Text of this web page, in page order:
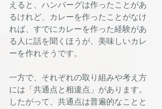
えると、ハンバーグは作ったことがあ
るけれど、カレーを作ったことがなけ
れば、すでにカレーを作った経験があ
る人に話を聞くほうが、美味しいカレ
ーを作れそうです。
一方で、それぞれの取り組みや考え方
には「共通点と相違点」があります。
したがって、共通点は普遍的なことと